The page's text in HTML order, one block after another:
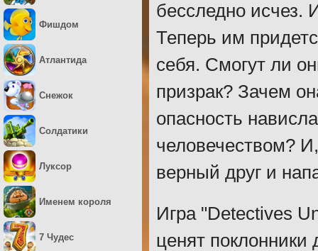
бесследно исчез.
Теперь им
себя. Смогут ли
призрак? Зачем
опасность
человечеством?
верный друг и
Игра "Detectives
ценят поклонники
Фишдом
Атлантида
Снежок
Солдатики
Луксор
Именем короля
7 Чудес